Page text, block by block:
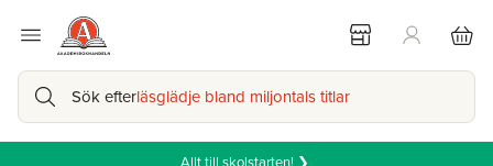
Sök efterläsglädje bland miljontals titlar